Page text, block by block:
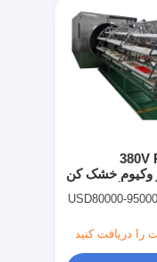
380V PLC HMI
وکیوم خشک کن
USD80000-
را دریافت کنید